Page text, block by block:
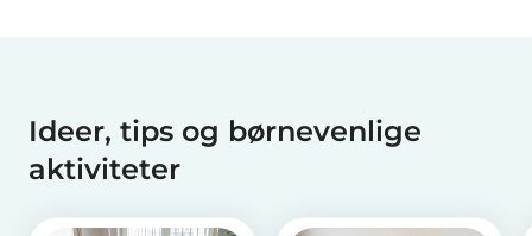
Ideer, tips og børnevenlige
aktiviteter